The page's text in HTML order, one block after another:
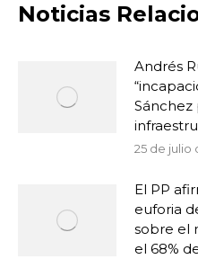
Noticias
Andrés
Sánchez
25 de julio
El PP
euforia
sobre el
el 68%